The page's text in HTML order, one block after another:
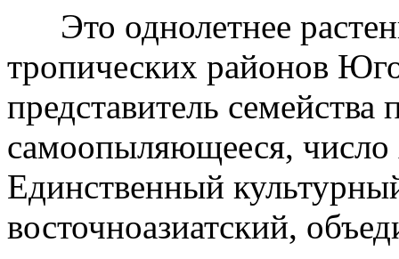
Это однолетнее
тропических районов
представитель семейства
самоопыляющееся,
Единственный
восточноазиатский,